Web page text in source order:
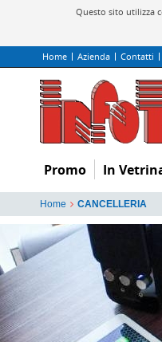
Questo sito utilizza
Home Azienda Contatti
Promo In
Home CANCELLERIA